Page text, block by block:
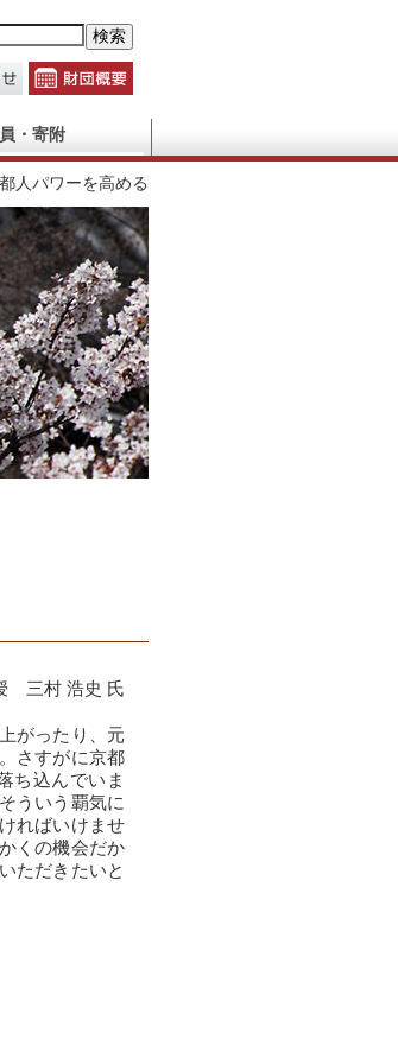
・寄附
人パワーを高める
三村 浩史 氏
がったり、元
さすがに京都
ち込んでいま
ういう覇気に
ればいけませ
くの機会だか
ただきたいと